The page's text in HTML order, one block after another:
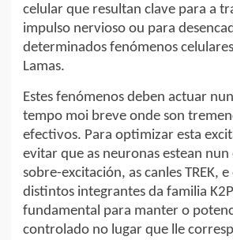
celular que resultan clave para a
impulso nervioso ou para
determinados fenómenos
Lamas.
Estes fenómenos deben actuar
tempo moi breve onde son
efectivos. Para optimizar esta
evitar que as neuronas estean nun
sobre-excitación, as canles TREK,
distintos integrantes da familia
fundamental para manter o
controlado no lugar que lle